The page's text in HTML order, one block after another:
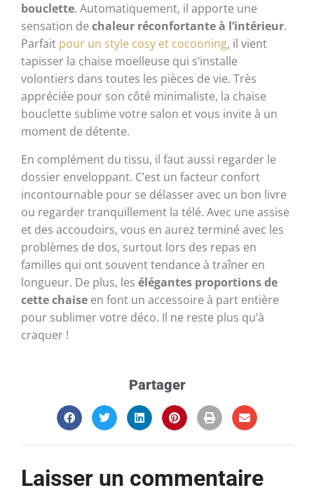
bouclette. Automatiquement, il apporte une
sensation de chaleur réconfortante à l’intérieur.
Parfait pour un style cosy et cocooning, il vient
tapisser la chaise moelleuse qui s’installe
volontiers dans toutes les pièces de vie. Très
appréciée pour son côté minimaliste, la chaise
bouclette sublime votre salon et vous invite à un
moment de détente.
En complément du tissu, il faut aussi regarder le
dossier enveloppant. C’est un facteur confort
incontournable pour se délasser avec un bon livre
ou regarder tranquillement la télé. Avec une assise
et des accoudoirs, vous en aurez terminé avec les
problèmes de dos, surtout lors des repas en
familles qui ont souvent tendance à traîner en
longueur. De plus, les élégantes proportions de
cette chaise en font un accessoire à part entière
pour sublimer votre déco. Il ne reste plus qu’à
craquer !
Partager
Laisser un commentaire